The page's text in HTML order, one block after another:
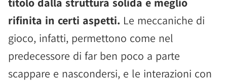
rifinita in certi aspetti. Le meccaniche di
gioco, infatti, permettono come nel
predecessore di far ben poco a parte
scappare e nascondersi, e le interazioni con